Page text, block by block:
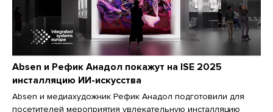
Absen и Рефик Анадол покажут на ISE 2025
инсталляцию ИИ-искусства
Absen и медиахудожник Рефик Анадол подготовили для
посетителей мероприятия увлекательную инсталляцию